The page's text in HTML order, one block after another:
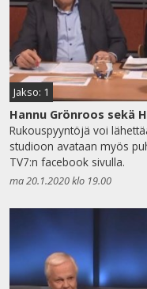
Jakso: 1
Hannu Grönroos sekä
Rukouspyyntöjä voi
studioon avataan myös
TV7:n facebook sivulla.
ma 20.1.2020 klo 19.00